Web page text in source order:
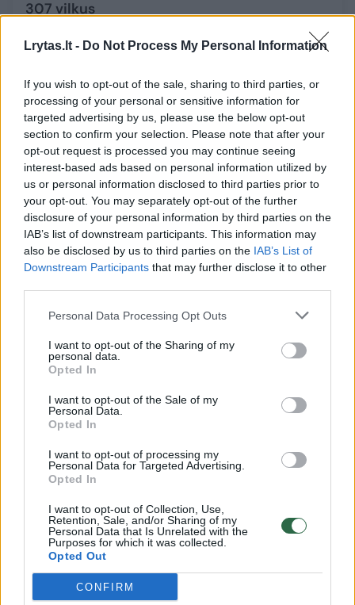
Lrytas.lt - Do Not Process My Personal Information
If you wish to opt-out of the sale, sharing to third parties, or
processing of your personal or sensitive information for
targeted advertising by us, please use the below opt-out
section to confirm your selection. Please note that after your
opt-out request is processed you may continue seeing
interest-based ads based on personal information utilized by
us or personal information disclosed to third parties prior to
your opt-out. You may separately opt-out of the further
disclosure of your personal information by third parties on the
IAB’s list of downstream participants. This information may
also be disclosed by us to third parties on the IAB’s List of
Downstream Participants that may further disclose it to other
Personal Data Processing Opt Outs
I want to opt-out of the Sharing of my
personal data.
Opted In
I want to opt-out of the Sale of my
Personal Data.
Opted In
I want to opt-out of processing my
Personal Data for Targeted Advertising.
Opted In
I want to opt-out of Collection, Use,
Retention, Sale, and/or Sharing of my
Personal Data that Is Unrelated with the
Purposes for which it was collected.
Opted Out
CONFIRM
307 vilkus
sumedžiojimo limitą
Gamta 2025-10-11